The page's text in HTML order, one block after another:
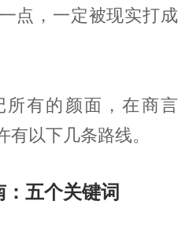
点，一定被现实打成
有的颜面，在商言
以下几条路线。
五个关键词